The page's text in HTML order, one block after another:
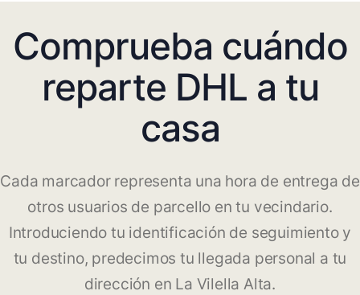
Comprueba cuándo
reparte DHL a tu
casa
Cada marcador representa una hora de entrega de
otros usuarios de parcello en tu vecindario.
Introduciendo tu identificación de seguimiento y
tu destino, predecimos tu llegada personal a tu
dirección en La Vilella Alta.